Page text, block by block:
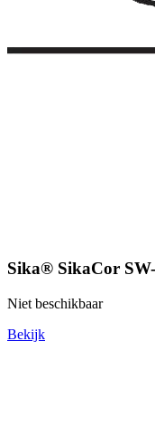
Sika® SikaCor
Niet beschikbaar
Bekijk